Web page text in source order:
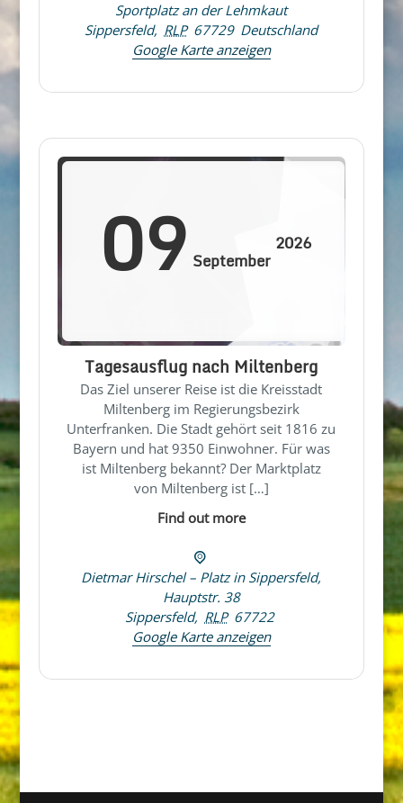
Sportplatz an der Lehmkaut
Sippersfeld, RLP 67729 Deutschland
Google Karte anzeigen
09 September
2026
Tagesausflug nach Miltenberg
Das Ziel unserer Reise ist die Kreisstadt
Miltenberg im Regierungsbezirk
Unterfranken. Die Stadt gehört seit 1816 zu
Bayern und hat 9350 Einwohner. Für was
ist Miltenberg bekannt? Der Marktplatz
von Miltenberg ist […]
Find out more
Dietmar Hirschel – Platz in Sippersfeld,
Hauptstr. 38
Sippersfeld, RLP 67722
Google Karte anzeigen